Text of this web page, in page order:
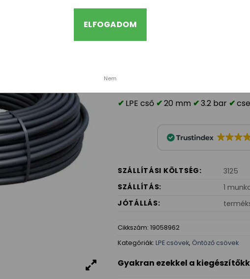
ELFOGADOM
Nem
275Ft
Vásárlás esetén jóváírás:
vásárlóinknak!
LPE cső 20 mm 3.2 bar
SZÁLLÍTÁSI KÖLTSÉG:
3125
SZÁLLÍTÁS:
1
JÓTÁLLÁS:
Cikkszám: 19058962
Kategóriák: LPE csövek, Öntöző csövek
Gyakran ezekkel a